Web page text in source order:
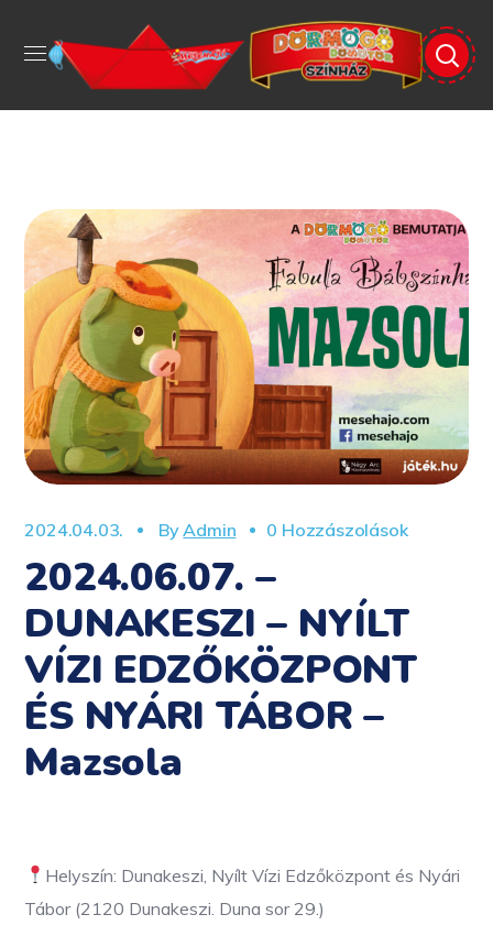
2024.04.03. ByAdmin 0 Hozzászolások
2024.06.07. –
DUNAKESZI – NYÍLT
VÍZI EDZŐKÖZPONT
ÉS NYÁRI TÁBOR –
Mazsola
Helyszín: Dunakeszi, Nyílt Vízi Edzőközpont és Nyári
Tábor (2120 Dunakeszi. Duna sor 29.)